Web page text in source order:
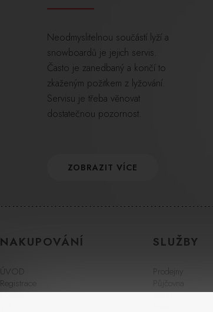
Neodmyslitelnou součástí lyží a
snowboardů je jejich servis.
Často je zanedbaný a končí to
zkaženým požitkem z lyžování.
Servisu je třeba věnovat
dostatečnou pozornost.
ZOBRAZIT VÍCE
NAKUPOVÁNÍ
ÚVOD
Registrace
Pojištění
SLUŽBY
Prodejny
Půjčovna
Servis